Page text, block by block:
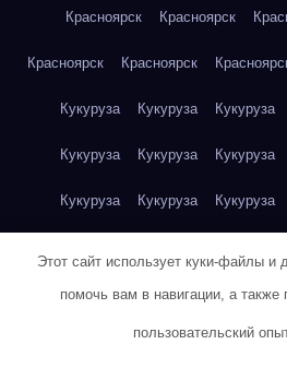
Красноярск Красноярск
Красноярск Красноярск
Кукуруза Кукуруза Кукуруза
Кукуруза Кукуруза Кукуруза
Кукуруза Кукуруза Кукуруза
Куриная грудка Куриная
Куриная грудка Куриная
Этот сайт использует куки-файлы и
помочь вам в навигации, а также
пользовательский